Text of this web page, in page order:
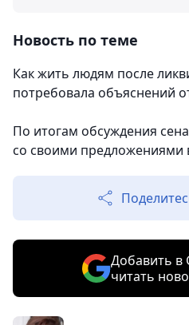
Новость по теме
Как жить людям после
потребовала объяснений
По итогам обсуждения
со своими предложениями
Добавить в
читать